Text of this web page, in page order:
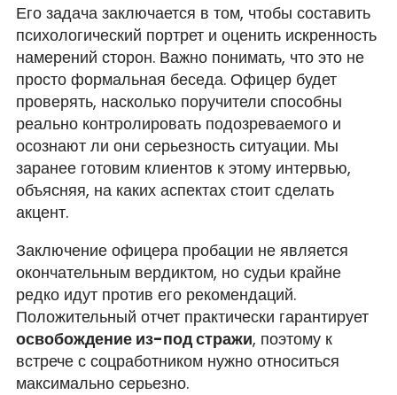
Его задача заключается в том, чтобы составить
психологический портрет и оценить искренность
намерений сторон. Важно понимать, что это не
просто формальная беседа. Офицер будет
проверять, насколько поручители способны
реально контролировать подозреваемого и
осознают ли они серьезность ситуации. Мы
заранее готовим клиентов к этому интервью,
объясняя, на каких аспектах стоит сделать
акцент.
Заключение офицера пробации не является
окончательным вердиктом, но судьи крайне
редко идут против его рекомендаций.
Положительный отчет практически гарантирует
освобождение из-под стражи, поэтому к
встрече с соцработником нужно относиться
максимально серьезно.